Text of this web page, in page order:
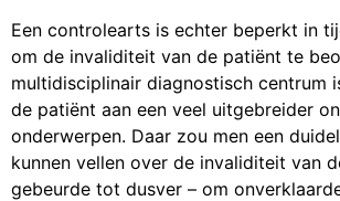
Een controlearts is echter beperkt in
om de invaliditeit van de patiënt te
multidisciplinair diagnostisch centrum
de patiënt aan een veel uitgebreider
onderwerpen. Daar zou men een
kunnen vellen over de invaliditeit van
gebeurde tot dusver – om